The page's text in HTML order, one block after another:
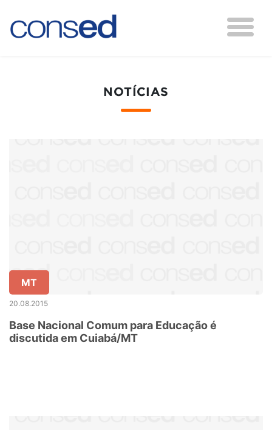
NOTÍCIAS
MT
20.08.2015
Base Nacional Comum para Educação é
discutida em Cuiabá/MT